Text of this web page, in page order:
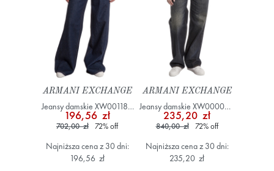
ARMANI EXCHANGE
Jeansy damskie XW001184
AF14699 Granatowy
196,56 zł
702,00 zł 72%off
Najniższa cena z 30 dni:
196,56 zł
ARMANI EXCHANGE
Jeansy damskie XW000056
AF12868 Granatowy
235,20 zł
840,00 zł 72%off
Najniższa cena z 30 dni:
235,20 zł